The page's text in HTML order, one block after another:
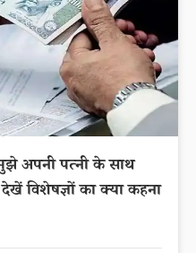
अपनी पत्नी के साथ
विशेषज्ञों का क्या कहना